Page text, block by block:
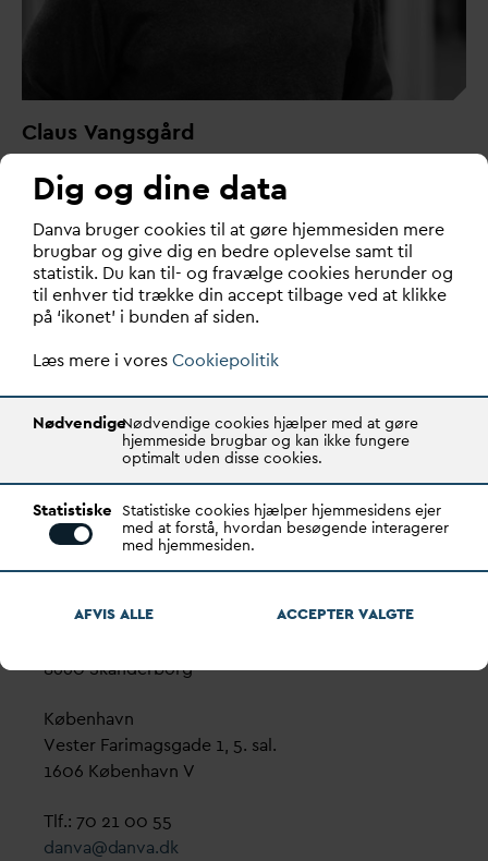
Claus Vangsgård
T: +45 87 93 35 07
cv@dan va.dk
DanskVand- og Spildevandsforening
andhuset
8660 Skanderborg
København
Vester Farimagsgade 1, 5. sal.
1606 København V
Tlf.: 70 21 00 55
danva@danva.dk
Dig og dine data
Danva bruger cookies til at gøre hjemmesiden mere
brugbar og give dig en bedre oplevelse samt til
statistik. Du kan til- og fravælge cookies herunder og
til enhver tid trække din accept tilbage ved at klikke
på ‘ikonet’ i bunden af siden.
Læs mere i voresCookiepolitik
NødvendigeNødvendige cookies hjælper med at gøre
hjemmeside brugbar og kan ikke fungere
optimalt uden disse cookies.
Statistiske Statistiske cookies hjælper hjemmesidens ejer
med at forstå, hvordan besøgende interagerer
med hjemmesiden.
AFVIS ALLE ACCEPTERVALGTE